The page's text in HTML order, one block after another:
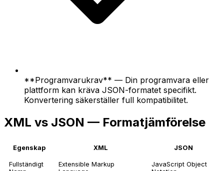
**Programvarukrav** — Din programvara eller
plattform kan kräva JSON-formatet specifikt.
Konvertering säkerställer full kompatibilitet.
XML vs JSON — Formatjämförelse
Egenskap XML JSON
Fullständigt
Extensible Markup
JavaScript Object